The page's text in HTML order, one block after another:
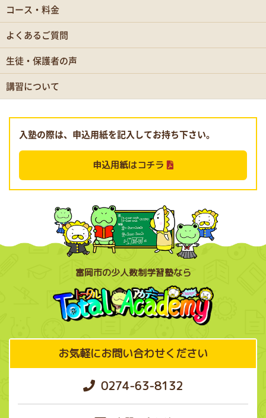
コース・料金
よくあるご質問
生徒・保護者の声
講習について
入塾の際は、申込用紙を記入してお持ち下さい。
申込用紙はコチラ
富岡市の少人数制学習塾なら
お気軽にお問い合わせください
0274-63-8132